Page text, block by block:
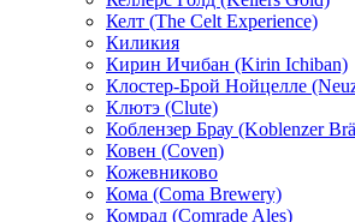
Келт (The Celt Experience)
Киликия
Кирин Ичибан (Kirin Ichiban)
Клостер-Брой Нойцелле
Клютэ (Clute)
Коблензер Брау (Koblenzer
Ковен (Coven)
Кожевниково
Кома (Coma Brewery)
Комрад (Comrade Ales)